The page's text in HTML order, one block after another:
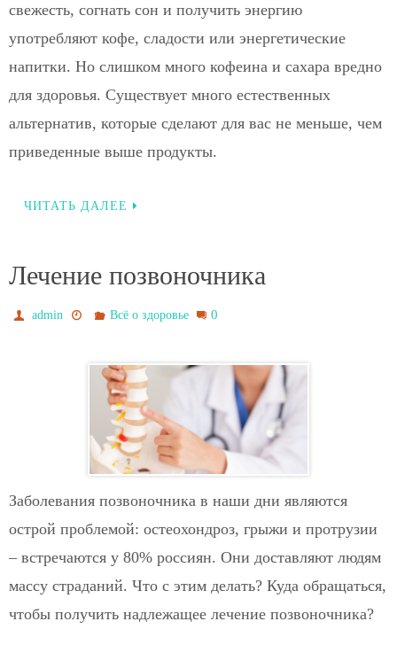
свежесть, согнать сон и получить энергию
употребляют кофе, сладости или энергетические
напитки. Но слишком много кофеина и сахара вредно
для здоровья. Существует много естественных
альтернатив, которые сделают для вас не меньше, чем
приведенные выше продукты.
ЧИТАТЬ ДАЛЕЕ
Лечение позвоночника
admin Всё о здоровье 0
Заболевания позвоночника в наши дни являются
острой проблемой: остеохондроз, грыжи и протрузии
– встречаются у 80% россиян. Они доставляют людям
массу страданий. Что с этим делать? Куда обращаться,
чтобы получить надлежащее лечение позвоночника?